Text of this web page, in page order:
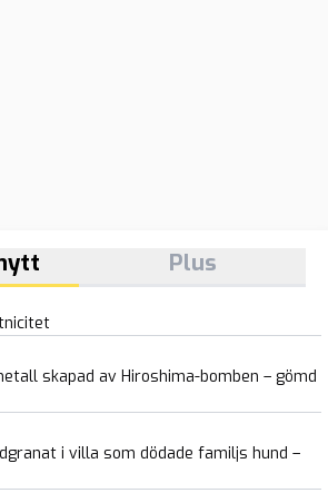
Plus
skapad av Hiroshima-bomben – gömd
i villa som dödade familjs hund –